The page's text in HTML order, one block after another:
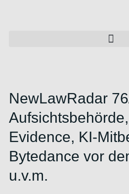
NewLawRadar
Evidence, KI-
Bytedance vor
u.v.m.